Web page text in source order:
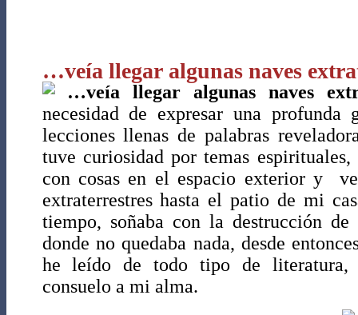
…veía llegar algunas naves
…veía llegar algunas naves
necesidad de expresar una
lecciones llenas de palabras
tuve curiosidad por temas espirituales,
con cosas en el espacio exterior y
extraterrestres hasta el patio de mi
tiempo, soñaba con la destrucción
donde no quedaba nada, desde
he leído de todo tipo de literatura,
consuelo a mi alma.